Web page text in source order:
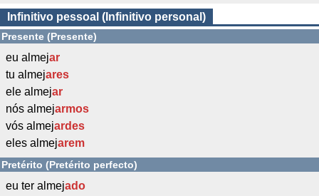
Infinitivo pessoal (Infinitivo personal)
Presente (Presente)
eu almejar
tu almejares
ele almejar
nós almejarmos
vós almejardes
eles almejarem
Pretérito (Pretérito perfecto)
eu ter almejado